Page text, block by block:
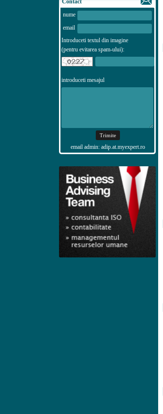
Contact
nume
email
Introduceti textul din imagine
(pentru evitarea spam-ului):
introduceti mesajul
email admin: adip.at.myexpert.ro